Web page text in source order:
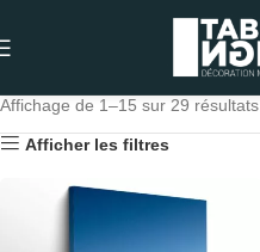
Affichage de 1–15 sur 29 résultats
Afficher les filtres